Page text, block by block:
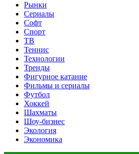
Рынки
Сериалы
Софт
Спорт
ТВ
Теннис
Технологии
Тренды
Фигурное катание
Фильмы и сериалы
Футбол
Хоккей
Шахматы
Шоу-бизнес
Экология
Экономика